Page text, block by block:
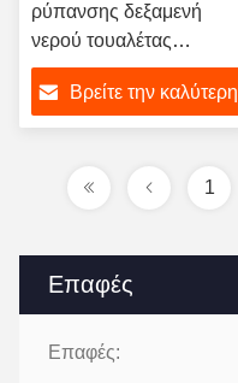
Επαφές
Επαφές:
ρύπανσης δεξαμενή
νερού τουαλέτας
δεξαμενή γεμίσματος
βαλβίδες με χειροκίνητο
έλεγχο
Βρείτε την καλύτερη
1